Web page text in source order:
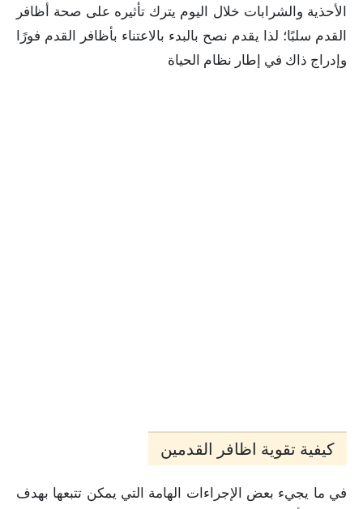
الأحذية والشرابات خلال اليوم يترك تأثيره على صحة أظافر
القدم سلبًا؛ لذا يقدم نصح بالبدء بالاعتناء بأظافر القدم فورًا
وإدراج ذاك في إطار نظام الحياة
كيفية تقوية اظافر القدمين
في ما يجيء بعض الإجراءات الهامة التي يمكن تتبعها بهدف